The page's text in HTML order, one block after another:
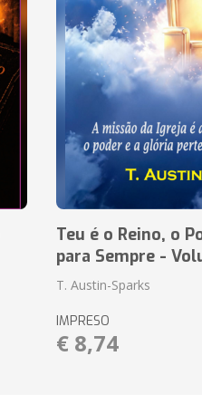
Teu é o Reino, o
para Sempre -
T. Austin-Sparks
IMPRESO
€ 8,74